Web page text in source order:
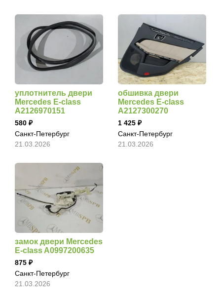
уплотнитель двери
Mercedes E-class
A2126970151
580
Санкт-Петербург
21.03.2026
обшивка двери
Mercedes E-class
A2127300270
1 425
Санкт-Петербург
21.03.2026
замок двери Mercedes
E-class A0997200635
875
Санкт-Петербург
21.03.2026